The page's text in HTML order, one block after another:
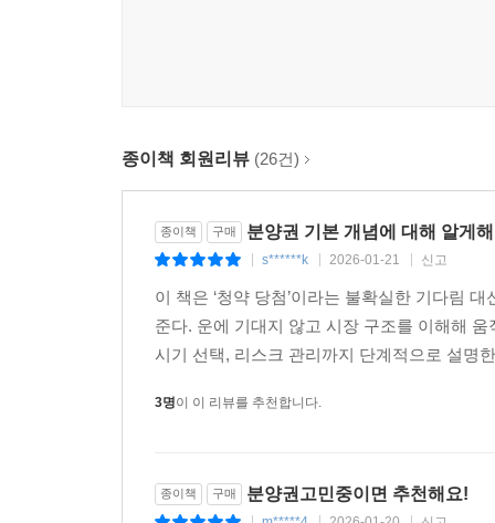
반드시 오를 물건을 찾는 세상에서 가장 친절한 분
“나도 신축에 입주할 수 있니! 분양권으로 내 집
“저평가된 좋은 분양권이 한눈에 쏙쏙 들어옵니다
“세빛희 님을 만나고 분양권이 친숙하게 느껴집니
2026년 서울 입주물량은 작년 대비 반토막 수준
향후 3~4년간은 공급이 부족할 것으로 보인다.
“규제는 누군가에게는 위기지만 누군가에게는
종이책 회원리뷰 (26건)
종이책 구매 분양권 기본 개념에 대해 알게
s******k 2026-01-21 신고
이 책은 ‘청약 당첨’이라는 불확실한 기다림
준다. 운에 기대지 않고 시장 구조를 이해해
시기 선택, 리스크 관리까지 단계적으로 설명
3명이 이 리뷰를 추천합니다.
종이책 구매 분양권고민중이면 추천해요!